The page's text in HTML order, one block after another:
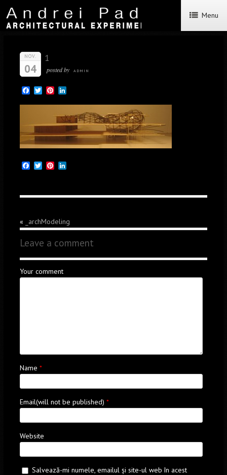
Menu
NOV.
04
1
posted by ADMIN
Facebook
TwitterPinterest
LinkedIn
Facebook
TwitterPinterest
LinkedIn
« _archModeling
Leave a comment
Your comment
Name *
Email(will not be published) *
Website
Salvează-mi numele, emailul și site-ul web în acest